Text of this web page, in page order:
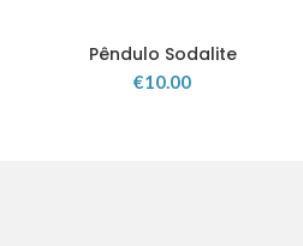
Pêndulo Sodalite
€10.00